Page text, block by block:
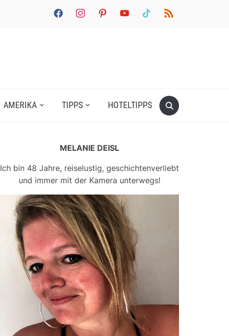
facebookinstagrampinterestyoutube tiktok rss
AMERIKA TIPPS HOTELTIPPS
MELANIE DEISL
Ich bin 48 Jahre, reiselustig, geschichtenverliebt
und immer mit der Kamera unterwegs!